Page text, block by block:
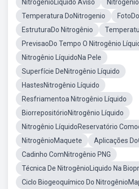
NitrogênioLiquido Aviso
Temperatura DoNitrogenio
EstruturaDo Nitrogênio
PrevisaoDo Tempo O Nitrogênio
Nitrogênio LíquidoNa Pele
Superfície DeNitrogênio Líquido
HastesNitrogênio Líquido
Resfriamentoa Nitrogênio Líquido
BiorrepositórioNitrogênio Líquido
Nitrogênio LíquidoReservatório
NitrogênioMaquete
Aplicações
Cadinho ComNitrogênio PNG
Técnica De NitrogênioLiquido Na
Ciclo Biogeoquímico Do